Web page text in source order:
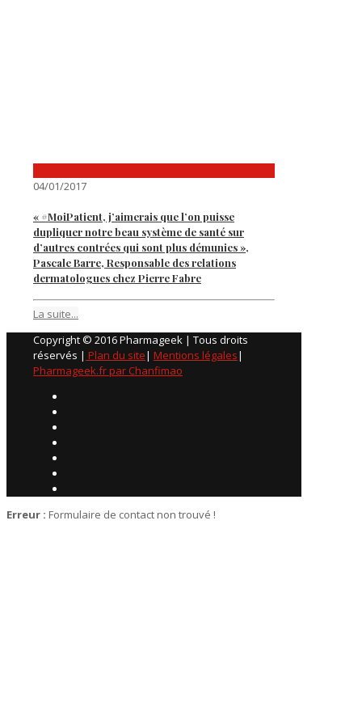
04/01/2017
« #MoiPatient, j’aimerais que l’on puisse
dupliquer notre beau système de santé sur
d’autres contrées qui sont plus démunies »,
Pascale Barre, Responsable des relations
dermatologues chez Pierre Fabre
La suite...
Copyright © 2016 Pharmageek | Tous droits
réservés | Plan du site| Mentions légales|
Pharmageek.fr par Chanfimao
Erreur : Formulaire de contact non trouvé !